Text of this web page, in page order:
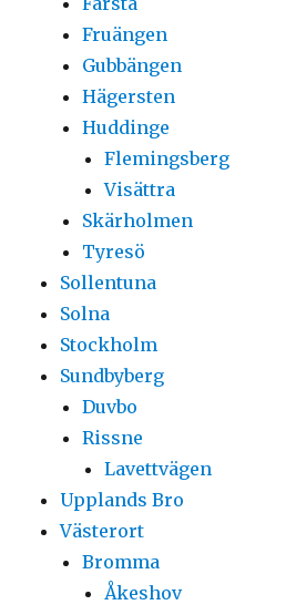
Fruängen
Gubbängen
Hägersten
Huddinge
Flemingsberg
Visättra
Skärholmen
Tyresö
Sollentuna
Solna
Stockholm
Sundbyberg
Duvbo
Rissne
Lavettvägen
Upplands Bro
Västerort
Bromma
Åkeshov